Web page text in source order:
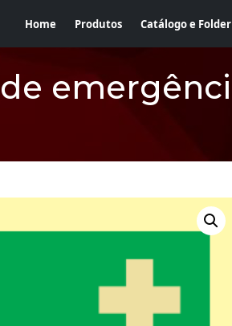
Home Produtos Catálogo e Folder